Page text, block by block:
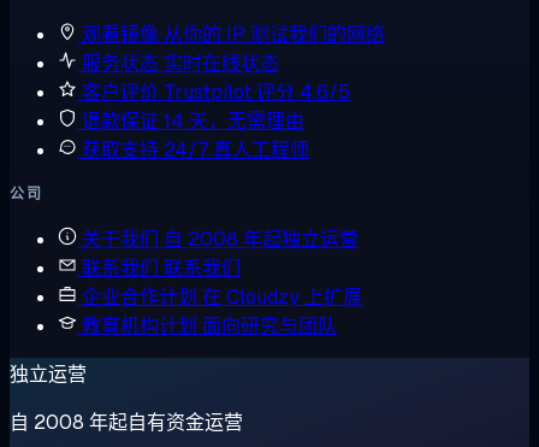
观看镜像 从你的 IP 测试我们的网络
服务状态 实时在线状态
客户评价 Trustpilot 评分 4.6/5
退款保证 14 天，无需理由
获取支持 24/7 真人工程师
公司
关于我们 自 2008 年起独立运营
联系我们 联系我们
企业合作计划 在 Cloudzy 上扩展
教育机构计划 面向研究与团队
独立运营
自 2008 年起自有资金运营